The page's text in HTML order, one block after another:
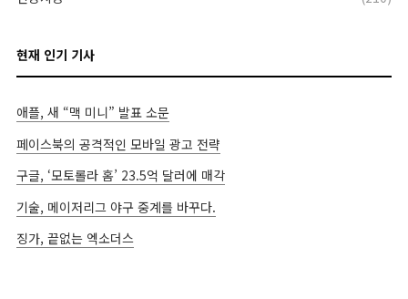
현재 인기 기사
애플, 새 “맥 미니” 발표 소문
페이스북의 공격적인 모바일 광고 전략
구글, ‘모토롤라 홈’ 23.5억 달러에 매각
기술, 메이저리그 야구 중계를 바꾸다.
징가, 끝없는 엑소더스